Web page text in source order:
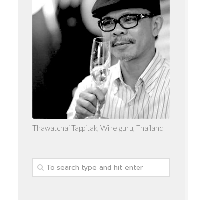
Thawatchai Tappitak, Wine guru, Thailand